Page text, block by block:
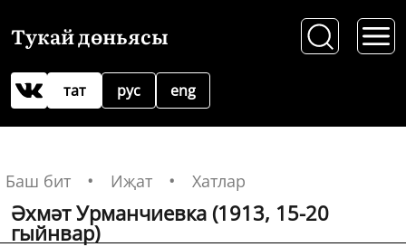
Тукай дөньясы
рус
тат eng
Баш бит Иҗат Хатлар
Әхмәт Урманчиевка (1913, 15-20
гыйнвар)